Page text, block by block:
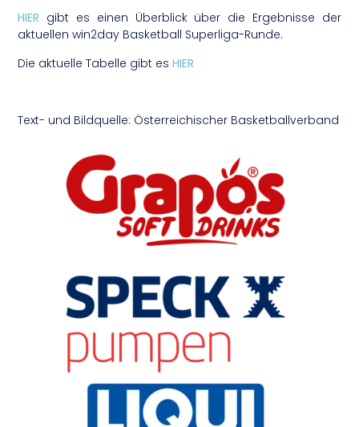
HIER gibt es einen Überblick über die Ergebnisse der
aktuellen win2day Basketball Superliga-Runde.
Die aktuelle Tabelle gibt esHIER
Text- und Bildquelle: Österreichischer Basketballverband